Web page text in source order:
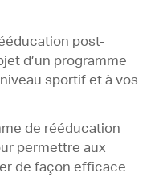
post-
d’un programme
sportif et à vos
de rééducation
permettre aux
de façon efficace